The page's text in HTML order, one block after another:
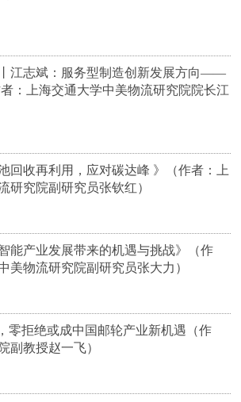
丨江志斌：服务型制造创新发展方向——
：上海交通大学中美物流研究院院长江
回收再利用，应对碳达峰 》（作者：上
研究院副研究员张钦红）
能产业发展带来的机遇与挑战》（作
美物流研究院副研究员张大力）
零拒绝或成中国邮轮产业新机遇（作
副教授赵一飞）